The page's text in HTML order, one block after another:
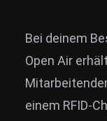
Bei deinem
Open Air
einem RFID-